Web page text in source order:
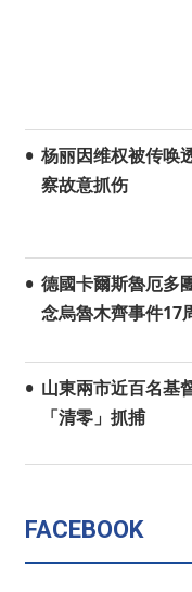
杨丽因维权被传唤
察故意抓伤
德國卡爾斯魯厄多
念烏魯木齊事件17
山東兩市近百名基
「清零」抓捕
FACEBOOK